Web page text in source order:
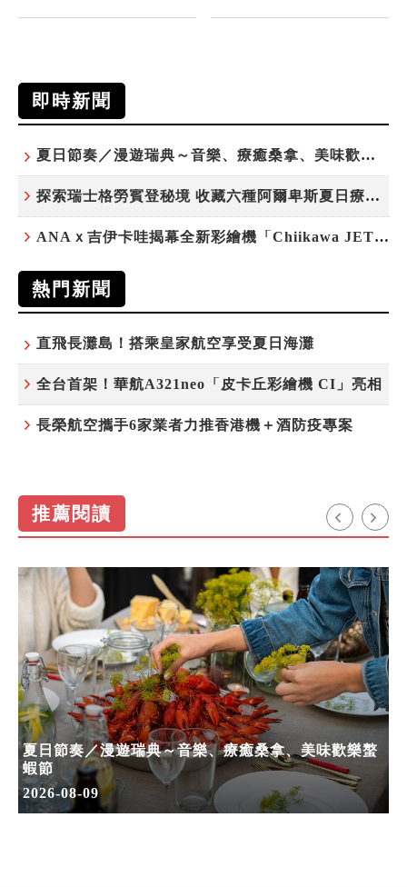
即時新聞
夏日節奏／漫遊瑞典～音樂、療癒桑拿、美味歡樂螯蝦節
探索瑞士格勞賓登秘境 收藏六種阿爾卑斯夏日療癒之旅
ANAｘ吉伊卡哇揭幕全新彩繪機「Chiikawa JET」
熱門新聞
直飛長灘島！搭乘皇家航空享受夏日海灘
全台首架！華航A321neo「皮卡丘彩繪機 CI」亮相
長榮航空攜手6家業者力推香港機＋酒防疫專案
推薦閱讀
夏日節奏／漫遊瑞典～音樂、療癒桑拿、美味歡樂螯
蝦節
2026-08-09